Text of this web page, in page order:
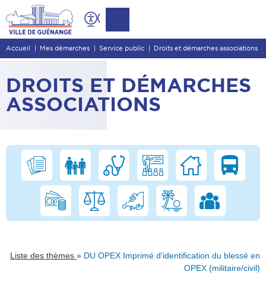
Contenu
Entête de page
Menu principal
Pied de page
Accueil Mes démarches Service public Droits et démarches associations
DROITS ET DÉMARCHES
ASSOCIATIONS
Liste des thèmes » DU OPEX Imprimé d'identification du blessé en
OPEX (militaire/civil)